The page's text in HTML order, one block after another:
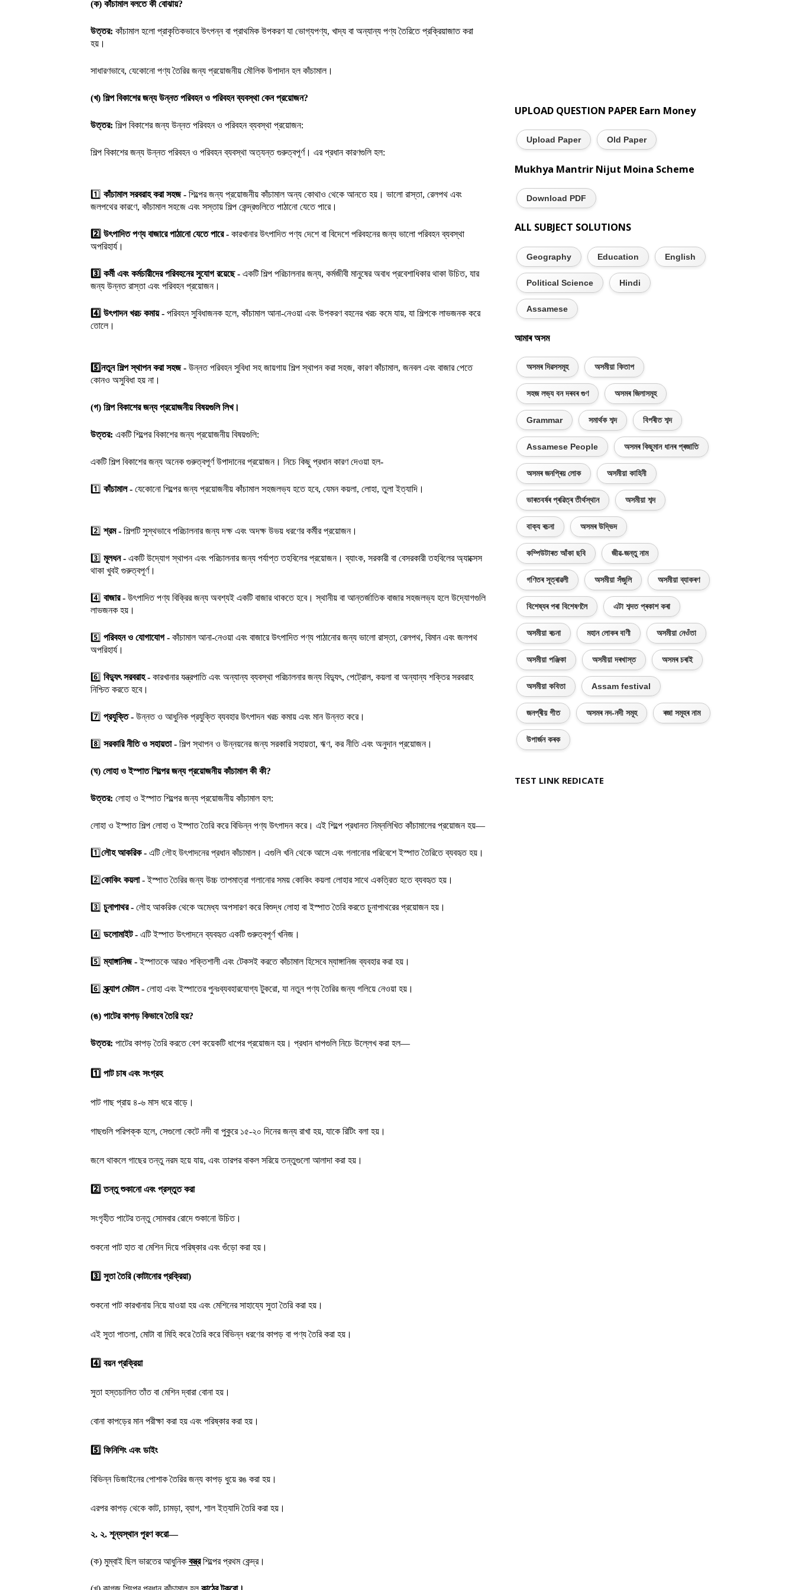
(ক) কাঁচামাল বলতে কী বোঝায়?
উত্তর: কাঁচামাল হলো প্রাকৃতিকভাবে উৎপন্ন বা প্রাথমিক উপকরণ যা ভোগ্যপণ্য, খাদ্য বা অন্যান্য পণ্য তৈরিতে প্রক্রিয়াজাত করা
হয়।
সাধারণভাবে, যেকোনো পণ্য তৈরির জন্য প্রয়োজনীয় মৌলিক উপাদান হল কাঁচামাল।
(খ) শিল্প বিকাশের জন্য উন্নত পরিবহন ও পরিবহন ব্যবস্থা কেন প্রয়োজন?
উত্তর: শিল্প বিকাশের জন্য উন্নত পরিবহন ও পরিবহন ব্যবস্থা প্রয়োজন:
শিল্প বিকাশের জন্য উন্নত পরিবহন ও পরিবহন ব্যবস্থা অত্যন্ত গুরুত্বপূর্ণ। এর প্রধান কারণগুলি হল:
1️⃣ কাঁচামাল সরবরাহ করা সহজ - শিল্পের জন্য প্রয়োজনীয় কাঁচামাল অন্য কোথাও থেকে আনতে হয়। ভালো রাস্তা, রেলপথ এবং
জলপথের কারণে, কাঁচামাল সহজে এবং সস্তায় শিল্প কেন্দ্রগুলিতে পাঠানো যেতে পারে।
2️⃣ উৎপাদিত পণ্য বাজারে পাঠানো যেতে পারে - কারখানার উৎপাদিত পণ্য দেশে বা বিদেশে পরিবহনের জন্য ভালো পরিবহন ব্যবস্থা
অপরিহার্য।
3️⃣ কর্মী এবং কর্মচারীদের পরিবহনের সুযোগ রয়েছে - একটি শিল্প পরিচালনার জন্য, কর্মজীবী ​​মানুষের অবাধ প্রবেশাধিকার থাকা উচিত, যার
জন্য উন্নত রাস্তা এবং পরিবহন প্রয়োজন।
4️⃣ উৎপাদন খরচ কমায় - পরিবহন সুবিধাজনক হলে, কাঁচামাল আনা-নেওয়া এবং উপকরণ বহনের খরচ কমে যায়, যা শিল্পকে লাভজনক করে
তোলে।
5️⃣ নতুন শিল্প স্থাপন করা সহজ - উন্নত পরিবহন সুবিধা সহ জায়গায় শিল্প স্থাপন করা সহজ, কারণ কাঁচামাল, জনবল এবং বাজার পেতে
কোনও অসুবিধা হয় না।
(গ) শিল্প বিকাশের জন্য প্রয়োজনীয় বিষয়গুলি লিখ।
উত্তর: একটি শিল্পের বিকাশের জন্য প্রয়োজনীয় বিষয়গুলি:
একটি শিল্প বিকাশের জন্য অনেক গুরুত্বপূর্ণ উপাদানের প্রয়োজন। নিচে কিছু প্রধান কারণ দেওয়া হল-
1️⃣ কাঁচামাল - যেকোনো শিল্পের জন্য প্রয়োজনীয় কাঁচামাল সহজলভ্য হতে হবে, যেমন কয়লা, লোহা, তুলা ইত্যাদি।
2️⃣শ্রম - শিল্পটি সুস্থভাবে পরিচালনার জন্য দক্ষ এবং অদক্ষ উভয় ধরণের কর্মীর প্রয়োজন।
3️⃣ মূলধন - একটি উদ্যোগ স্থাপন এবং পরিচালনার জন্য পর্যাপ্ত তহবিলের প্রয়োজন। ব্যাংক, সরকারী বা বেসরকারী তহবিলের অ্যাক্সেস
থাকা খুবই গুরুত্বপূর্ণ।
4️⃣ বাজার - উৎপাদিত পণ্য বিক্রির জন্য অবশ্যই একটি বাজার থাকতে হবে। স্থানীয় বা আন্তর্জাতিক বাজার সহজলভ্য হলে উদ্যোগগুলি
লাভজনক হয়।
5️⃣ পরিবহন ও যোগাযোগ - কাঁচামাল আনা-নেওয়া এবং বাজারে উৎপাদিত পণ্য পাঠানোর জন্য ভালো রাস্তা, রেলপথ, বিমান এবং জলপথ
অপরিহার্য।
6️⃣ বিদ্যুৎ সরবরাহ - কারখানার যন্ত্রপাতি এবং অন্যান্য ব্যবস্থা পরিচালনার জন্য বিদ্যুৎ, পেট্রোল, কয়লা বা অন্যান্য শক্তির সরবরাহ
নিশ্চিত করতে হবে।
7️⃣ প্রযুক্তি - উন্নত ও আধুনিক প্রযুক্তি ব্যবহার উৎপাদন খরচ কমায় এবং মান উন্নত করে।
8️⃣ সরকারি নীতি ও সহায়তা - শিল্প স্থাপন ও উন্নয়নের জন্য সরকারি সহায়তা, ঋণ, কর নীতি এবং অনুদান প্রয়োজন।
(ঘ) লোহা ও ইস্পাত শিল্পের জন্য প্রয়োজনীয় কাঁচামাল কী কী?
উত্তর: লোহা ও ইস্পাত শিল্পের জন্য প্রয়োজনীয় কাঁচামাল হল:
লোহা ও ইস্পাত শিল্প লোহা ও ইস্পাত তৈরি করে বিভিন্ন পণ্য উৎপাদন করে। এই শিল্পে প্রধানত নিম্নলিখিত কাঁচামালের প্রয়োজন হয়—
1️⃣লৌহ আকরিক - এটি লৌহ উৎপাদনের প্রধান কাঁচামাল। এগুলি খনি থেকে আসে এবং গলানোর পরিবেশে ইস্পাত তৈরিতে ব্যবহৃত হয়।
2️⃣কোকিং কয়লা- ইস্পাত তৈরির জন্য উচ্চ তাপমাত্রা গলানোর সময় কোকিং কয়লা লোহার সাথে একত্রিত হতে ব্যবহৃত হয়।
3️⃣ চুনাপাথর - লৌহ আকরিক থেকে অমেধ্য অপসারণ করে বিশুদ্ধ লোহা বা ইস্পাত তৈরি করতে চুনাপাথরের প্রয়োজন হয়।
4️⃣ ডলোমাইট - এটি ইস্পাত উৎপাদনে ব্যবহৃত একটি গুরুত্বপূর্ণ খনিজ।
5️⃣ ম্যাঙ্গানিজ -ইস্পাতকে আরও শক্তিশালী এবং টেকসই করতে কাঁচামাল হিসেবে ম্যাঙ্গানিজ ব্যবহার করা হয়।
6️⃣স্ক্র্যাপ মেটাল - লোহা এবং ইস্পাতের পুনঃব্যবহারযোগ্য টুকরো, যা নতুন পণ্য তৈরির জন্য গলিয়ে নেওয়া হয়।
(ঙ) পাটের কাপড় কিভাবে তৈরি হয়?
উত্তর: পাটের কাপড় তৈরি করতে বেশ কয়েকটি ধাপের প্রয়োজন হয়। প্রধান ধাপগুলি নিচে উল্লেখ করা হল—
1️⃣ পাট চাষ এবং সংগ্রহ
পাট গাছ প্রায় ৪-৬ মাস ধরে বাড়ে।
গাছগুলি পরিপক্ক হলে, সেগুলো কেটে নদী বা পুকুরে ১৫-২০ দিনের জন্য রাখা হয়, যাকে রিটিং বলা হয়।
জলে থাকলে গাছের তন্তু নরম হয়ে যায়, এবং তারপর বাকল সরিয়ে তন্তুগুলো আলাদা করা হয়।
2️⃣তন্তু শুকানো এবং প্রস্তুত করা
সংগৃহীত পাটের তন্তু সোমবার রোদে শুকানো উচিত।
শুকনো পাট হাত বা মেশিন দিয়ে পরিষ্কার এবং গুঁড়ো করা হয়।
3️⃣ সুতা তৈরি (কাটানোর প্রক্রিয়া)
শুকনো পাট কারখানায় নিয়ে যাওয়া হয় এবং মেশিনের সাহায্যে সুতা তৈরি করা হয়।
এই সুতা পাতলা, মোটা বা মিহি করে তৈরি করে বিভিন্ন ধরণের কাপড় বা পণ্য তৈরি করা হয়।
4️⃣ বয়ন প্রক্রিয়া
সুতা হস্তচালিত তাঁত বা মেশিন দ্বারা বোনা হয়।
বোনা কাপড়ের মান পরীক্ষা করা হয় এবং পরিষ্কার করা হয়।
5️⃣ ফিনিশিং এবং ডাইং
বিভিন্ন ডিজাইনের পোশাক তৈরির জন্য কাপড় ধুয়ে রঙ করা হয়।
এরপর কাপড় থেকে কাট, চামড়া, ব্যাগ, শাল ইত্যাদি তৈরি করা হয়।
২. ২. শূন্যস্থান পূরণ করো—
(ক) মুম্বাই ছিল ভারতের আধুনিক বস্ত্র শিল্পের প্রথম কেন্দ্র।
UPLOAD QUESTION PAPER Earn Money
Upload Paper Old Paper
Mukhya Mantrir Nijut Moina Scheme
Download PDF
ALL SUBJECT SOLUTIONS
Geography Education English
Political Science Hindi
Assamese
আমাৰ অসম
অসমৰ দিৱসসমূহ অসমীয়া কিতাপ
সহজ লভ্য বন দৰবৰ গুণ অসমৰ জিলাসমূহ
Grammar সমাৰ্থক শব্দ বিপৰীত শব্দ
Assamese People অসমৰ কিছুমান ধানৰ প্ৰজাতি
অসমৰ জনপ্ৰিয় লোক অসমীয়া কাহিনী
ভাৰতবৰ্ষৰ প্ৰৱিত্ৰ তীৰ্থস্থান অসমীয়া শব্দ
বাক্য ৰচনা অসমৰ উদ্ভিদ
কম্পিউটাৰত আঁকা ছবি জীৱ-জন্তু নাম
গণিতৰ সূত্ৰাৱলী অসমীয়া সঁজুলি অসমীয়া ব্যাকৰণ
বিশেষ্যৰ পৰা বিশেষণলৈ এটা শব্দত প্ৰকাশ কৰা
অসমীয়া ৰচনা মহান লোকৰ বাণী অসমীয়া নেওঁতা
অসমীয়া পঞ্জিকা অসমীয়া দৰখাস্ত অসমৰ চৰাই
অসমীয়া কবিতা Assam festival
জনপ্ৰীয় গীত অসমৰ নদ-নদী সমূহ ৰজা সমূহৰ নাম
উপাৰ্জন কৰক
TEST LINK REDICATE